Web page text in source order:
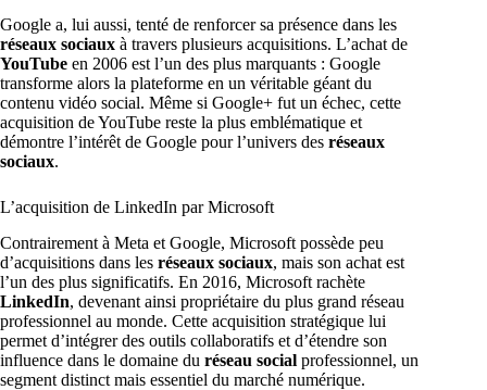
Google a, lui aussi, tenté de renforcer sa présence dans les
réseaux sociaux à travers plusieurs acquisitions. L’achat de
YouTube en 2006 est l’un des plus marquants : Google
transforme alors la plateforme en un véritable géant du
contenu vidéo social. Même si Google+ fut un échec, cette
acquisition de YouTube reste la plus emblématique et
démontre l’intérêt de Google pour l’univers des réseaux
sociaux.
L’acquisition de LinkedIn par Microsoft
Contrairement à Meta et Google, Microsoft possède peu
d’acquisitions dans les réseaux sociaux, mais son achat est
l’un des plus significatifs. En 2016, Microsoft rachète
LinkedIn, devenant ainsi propriétaire du plus grand réseau
professionnel au monde. Cette acquisition stratégique lui
permet d’intégrer des outils collaboratifs et d’étendre son
influence dans le domaine du réseau social professionnel, un
segment distinct mais essentiel du marché numérique.